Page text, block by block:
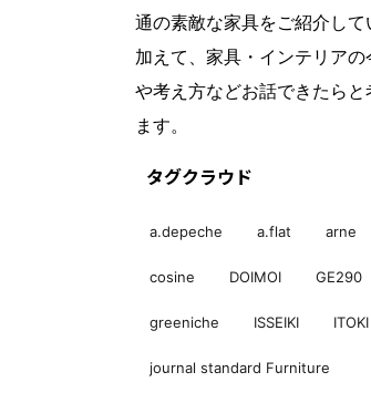
通の素敵な家具をご紹介して
加えて、家具・インテリア
や考え方などお話できたらと
ます。
タグクラウド
a.depeche a.flat arne
cosine DOIMOI GE290
greeniche ISSEIKI ITOKI
journal standard Furniture